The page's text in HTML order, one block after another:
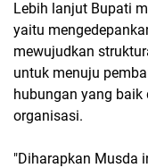
Lebih lanjut Bupati
yaitu
mewujudkan
untuk menuju
hubungan yang
organisasi.
"Diharapkan Musda